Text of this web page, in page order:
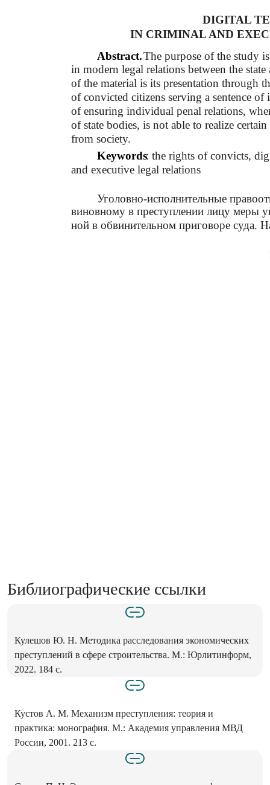
DIGITAL
IN CRIMINAL AND
Abstract.The purpose of the study
in modern legal relations between the
of the material is its presentation through
of convicted citizens serving a sentence
of ensuring individual penal relations,
of state bodies, is not able to realize
from society.
Keywords: the rights of convicts,
and executive legal relations
Уголовно-исполнительные
виновному в преступлении лицу меры
ной в обвинительном приговоре суда.
Библиографические ссылки
Кулешов Ю. Н. Методика расследования экономических
преступлений в сфере строительства. М.: Юрлитинформ,
2022. 184 с.
Кустов А. М. Механизм преступления: теория и
практика: монография. М.: Академия управления МВД
России, 2001. 213 с.